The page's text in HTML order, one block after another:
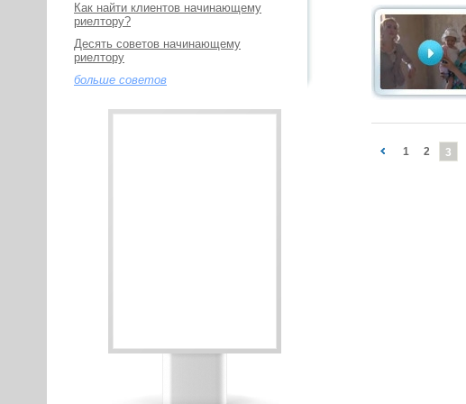
Как найти клиентов начинающему
риелтору?
Десять советов начинающему
риелтору
больше советов
1 2 3